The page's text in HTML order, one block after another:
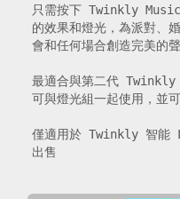
只需按下 Twinkly Music
的效果和燈光，為派對、
會和任何場合創造完美的
最適合與第二代
可與燈光組一起使用，並
僅適用於 Twinkly 智
出售